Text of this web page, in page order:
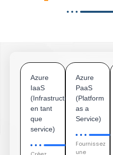
Azure
IaaS
(Infrastructure
en tant
que
service)
Azure
PaaS
(Platform
as a
Service)
Fournissez
une